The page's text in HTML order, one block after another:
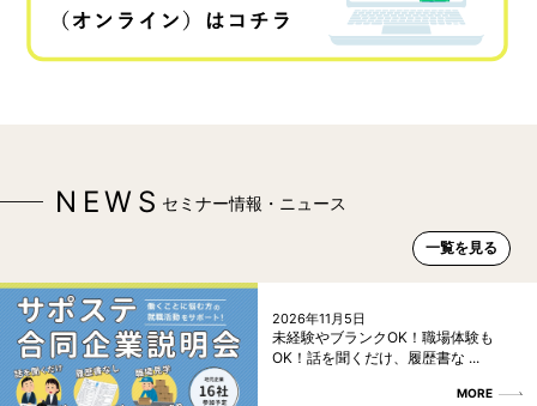
NEWS セミナー情報・ニュース
一覧を見る
2026年11月5日
未経験やブランクOK！職場体験も
OK！話を聞くだけ、履歴書な ...
MORE